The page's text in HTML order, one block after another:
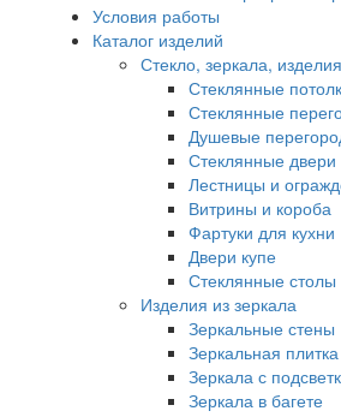
Условия работы
Каталог изделий
Стекло, зеркала,
Стеклянные
Стеклянные
Душевые
Стеклянные двери
Лестницы и
Витрины и короба
Фартуки для кухни
Двери купе
Стеклянные столы
Изделия из зеркала
Зеркальные стены
Зеркальная
Зеркала с
Зеркала в багете